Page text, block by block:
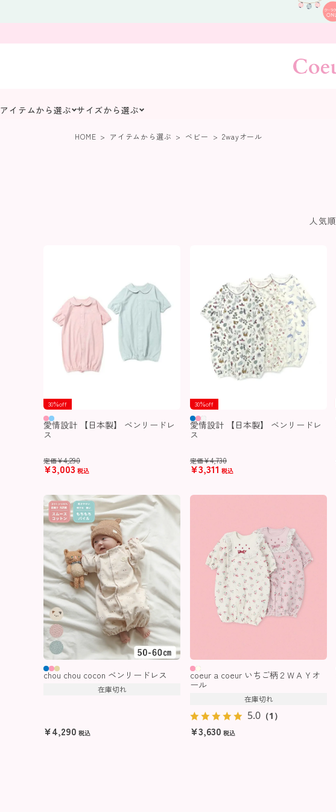
アイテムから選ぶ サイズから選ぶ
HOME アイテムから選ぶ ベビー 2wayオール
人気順
30％off
愛情設計 【日本製】 ベンリードレ
ス
定価¥4,290
¥3,003 税込
30％off
愛情設計 【日本製】 ベンリードレ
ス
定価¥4,730
¥3,311 税込
chou chou cocon ベンリードレス
¥4,290 税込
在庫切れ
coeur a coeur いちご柄２ＷＡＹオ
ール
¥3,630 税込
5.0 （1）
在庫切れ